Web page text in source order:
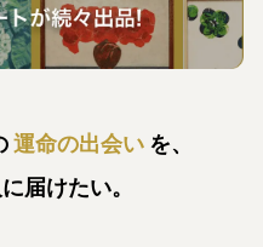
運命の出会い を、
届けたい。